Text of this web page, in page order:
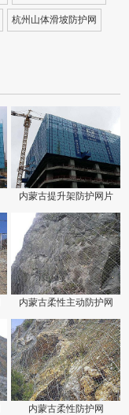
杭州山体滑坡防护网
内蒙古提升架防护网片
内蒙古柔性主动防护网
内蒙古柔性防护网